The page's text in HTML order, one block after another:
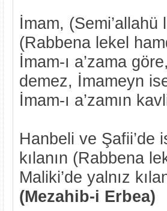
İmam,
(Rabbena lekel
İmam-ı a’zama
demez, İmameyn
İmam-ı a’zamın
Hanbeli ve Şafii’de
kılanın (Rabbena
Maliki’de yalnız
(Mezahib-i Erbea)